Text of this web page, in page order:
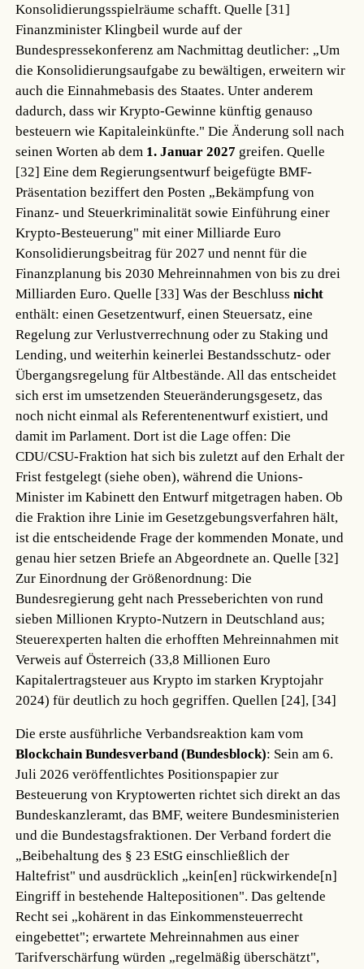
Konsolidierungsspielräume schafft.Quelle [31]
Finanzminister Klingbeil wurde auf der
Bundespressekonferenz am Nachmittag deutlicher: „Um
die Konsolidierungsaufgabe zu bewältigen, erweitern wir
auch die Einnahmebasis des Staates. Unter anderem
dadurch, dass wir Krypto-Gewinne künftig genauso
besteuern wie Kapitaleinkünfte." Die Änderung soll nach
seinen Worten ab dem 1. Januar 2027 greifen.Quelle
[32] Eine dem Regierungsentwurf beigefügte BMF-
Präsentation beziffert den Posten „Bekämpfung von
Finanz- und Steuerkriminalität sowie Einführung einer
Krypto-Besteuerung" mit einer Milliarde Euro
Konsolidierungsbeitrag für 2027 und nennt für die
Finanzplanung bis 2030 Mehreinnahmen von bis zu drei
Milliarden Euro.Quelle [33] Was der Beschlussnicht
enthält: einen Gesetzentwurf, einen Steuersatz, eine
Regelung zur Verlustverrechnung oder zu Staking und
Lending, und weiterhin keinerlei Bestandsschutz- oder
Übergangsregelung für Altbestände. All das entscheidet
sich erst im umsetzenden Steueränderungsgesetz, das
noch nicht einmal als Referentenentwurf existiert, und
damit im Parlament. Dort ist die Lage offen: Die
CDU/CSU-Fraktion hat sich bis zuletzt auf den Erhalt der
Frist festgelegt (siehe oben), während die Unions-
Minister im Kabinett den Entwurf mitgetragen haben. Ob
die Fraktion ihre Linie im Gesetzgebungsverfahren hält,
ist die entscheidende Frage der kommenden Monate, und
genau hier setzen Briefe an Abgeordnete an.Quelle [32]
Zur Einordnung der Größenordnung: Die
Bundesregierung geht nach Presseberichten von rund
sieben Millionen Krypto-Nutzern in Deutschland aus;
Steuerexperten halten die erhofften Mehreinnahmen mit
Verweis auf Österreich (33,8 Millionen Euro
Kapitalertragsteuer aus Krypto im starken Kryptojahr
2024) für deutlich zu hoch gegriffen.Quellen [24], [34]
Die erste ausführliche Verbandsreaktion kam vom
Blockchain Bundesverband (Bundesblock): Sein am 6.
Juli 2026 veröffentlichtes Positionspapier zur
Besteuerung von Kryptowerten richtet sich direkt an das
Bundeskanzleramt, das BMF, weitere Bundesministerien
und die Bundestagsfraktionen. Der Verband fordert die
„Beibehaltung des § 23 EStG einschließlich der
Haltefrist" und ausdrücklich „kein[en] rückwirkende[n]
Eingriff in bestehende Haltepositionen". Das geltende
Recht sei „kohärent in das Einkommensteuerrecht
eingebettet"; erwartete Mehreinnahmen aus einer
Tarifverschärfung würden „regelmäßig überschätzt",